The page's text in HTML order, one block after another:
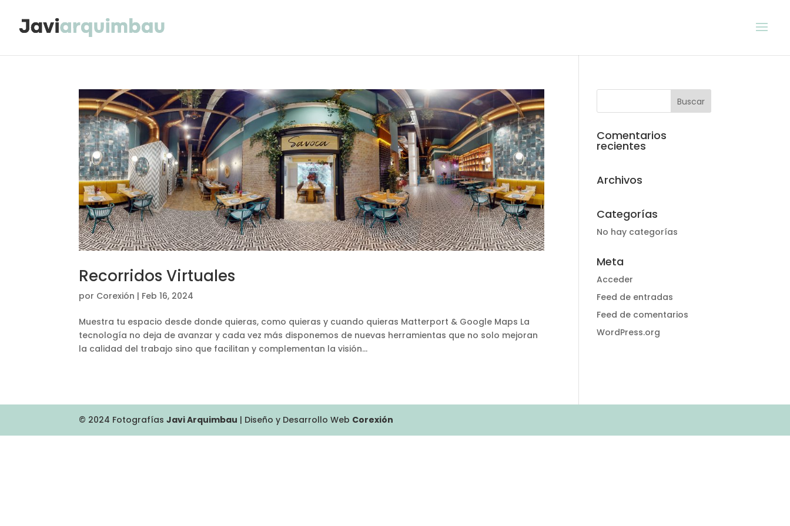
Recorridos Virtuales
por Corexión | Feb 16, 2024
Muestra tu espacio desde donde quieras, como quieras y cuando quieras Matterport & Google Maps La
tecnología no deja de avanzar y cada vez más disponemos de nuevas herramientas que no solo mejoran
la calidad del trabajo sino que facilitan y complementan la visión...
Comentarios
recientes
Archivos
Categorías
No hay categorías
Meta
Acceder
Feed de entradas
Feed de comentarios
WordPress.org
© 2024 FotografíasJavi Arquimbau | Diseño y Desarrollo Web Corexión